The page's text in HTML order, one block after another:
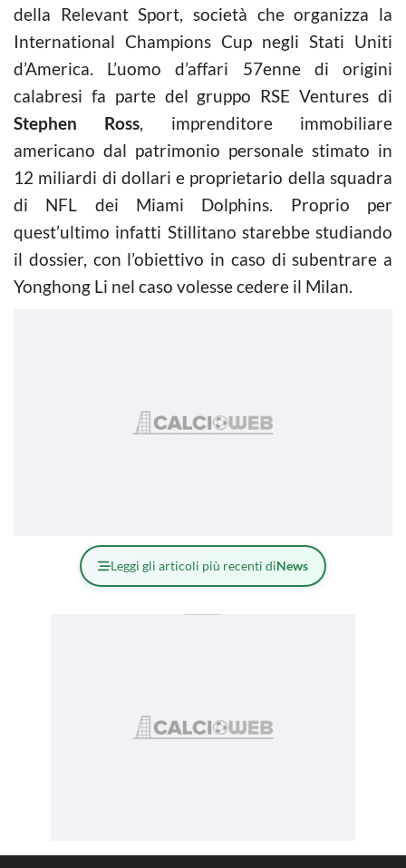
della Relevant Sport, società che organizza la
International Champions Cup negli Stati Uniti
d’America. L’uomo d’affari 57enne di origini
calabresi fa parte del gruppo RSE Ventures di
Stephen Ross, imprenditore immobiliare
americano dal patrimonio personale stimato in
12 miliardi di dollari e proprietario della squadra
di NFL dei Miami Dolphins. Proprio per
quest’ultimo infatti Stillitano starebbe studiando
il dossier, con l’obiettivo in caso di subentrare a
Yonghong Li nel caso volesse cedere il Milan.
Leggi gli articoli più recenti diNews